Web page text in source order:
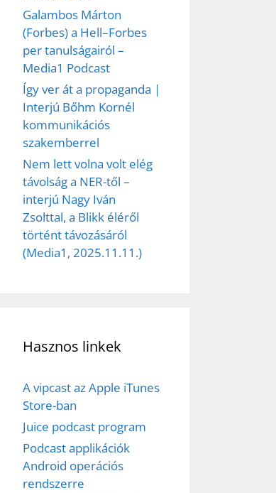
Galambos Márton
(Forbes) a Hell–Forbes
per tanulságairól –
Media1 Podcast
Így ver át a propaganda |
Interjú Bőhm Kornél
kommunikációs
szakemberrel
Nem lett volna volt elég
távolság a NER-től –
interjú Nagy Iván
Zsolttal, a Blikk éléről
történt távozásáról
(Media1, 2025.11.11.)
Hasznos linkek
A vipcast az Apple iTunes
Store-ban
Juice podcast program
Podcast applikációk
Android operációs
rendszerre